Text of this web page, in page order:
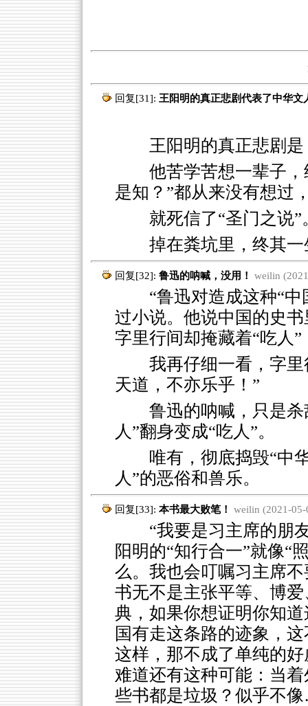
回复[31]: 王阳明的真正悲剧代表了中华文
王阳明的真正悲剧是
他苦学苦想一辈子
是知？”都从来没有想过
就死信了“圣门之说”
掉在粪坑里，终其
回复[32]: 鲁迅的呐喊，没用！ weilin
“鲁迅对造成这种“中
过小说。他说中国的史
字里行间却掩藏着“吃人
我再仔细一看，字
天道，不亦乐乎！”
鲁迅的呐喊，只是
人”翻身变成“吃人”。
唯有，彻底捣毁“中
人”的恶俗和兽乐。
回复[33]: 本书最大败笔！ weilin (2021-05-
“我要是习主席的朋友
阳明的“知行合一”就像“
么。我也会叮嘱习主席
书无不是主张平等、博
典，如果你想证明你知
国有走这条路的迹象，
这样，那不成了单纯的
难道还有这种可能：当
些书都是垃圾？似乎不